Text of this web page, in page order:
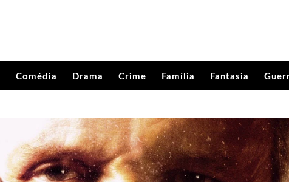
Comédia Drama Crime Família Fantasia